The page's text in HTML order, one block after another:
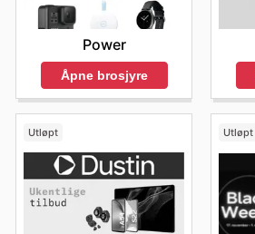
Power
Åpne brosjyre
Utløpt Utløpt